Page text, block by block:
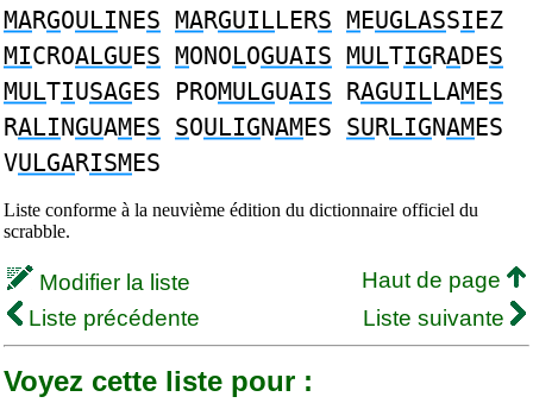
MARGOULINES MARGUILLERS MEUGLASSIEZ
MICROALGUES MONOLOGUAIS MULTIGRADES
MULTIUSAGES PROMULGUAIS RAGUILLAMES
RALINGUAMES SOULIGNAMES SURLIGNAMES
VULGARISMES
Liste conforme à la neuvième édition du dictionnaire officiel du
scrabble.
Modifier la liste
Haut de page
Liste précédente
Liste suivante
Voyez cette liste pour :